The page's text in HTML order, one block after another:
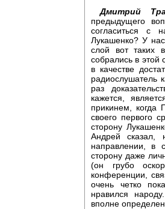
Дмитрий
предыдущего
согласиться с
Лукашенко? У
слой вот таких
собрались в этой
в качестве
радиослушатель
раз
кажется,
прикинем,
своего первого
сторону
Андрей
направлении, в
сторону даже
(он грубо
конференции,
очень четко
нравился
вполне